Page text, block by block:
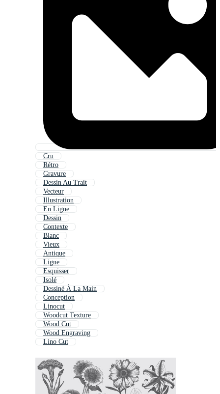
Cru
Rétro
Gravure
Dessin Au Trait
Vecteur
Illustration
En Ligne
Dessin
Contexte
Blanc
Vieux
Antique
Ligne
Esquisser
Isolé
Dessiné À La Main
Conception
Linocut
Woodcut Texture
Wood Cut
Wood Engraving
Lino Cut